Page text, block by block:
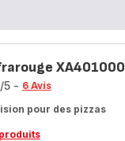
XA401000
/5 - 6 Avis
pour des pizzas